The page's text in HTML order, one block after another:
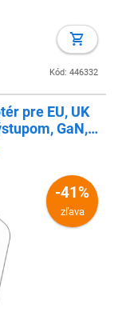
Kód: 446332
pre EU, UK
GaN,
-41%
zľava